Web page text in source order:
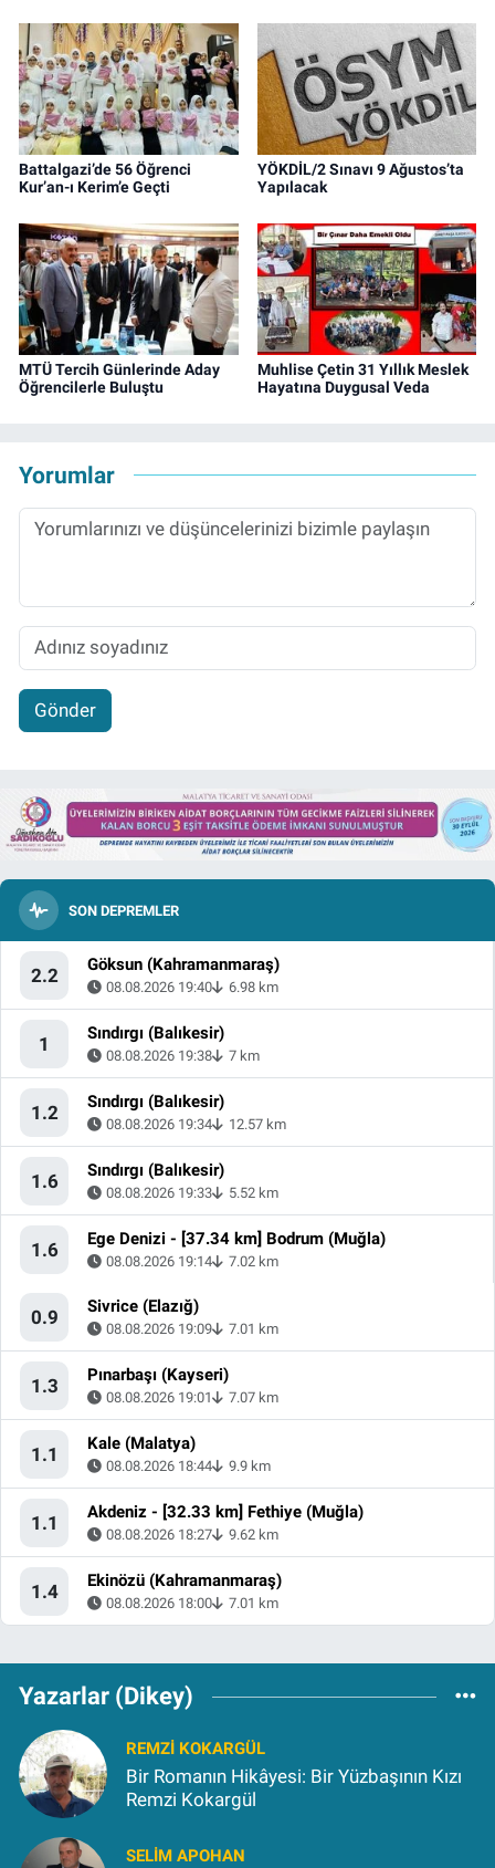
Battalgazi’de 56 Öğrenci
Kur’an-ı Kerim’e Geçti
YÖKDİL/2 Sınavı 9 Ağustos’ta
Yapılacak
MTÜ Tercih Günlerinde Aday
Öğrencilerle Buluştu
Muhlise Çetin 31 Yıllık Meslek
Hayatına Duygusal Veda
Yorumlar
Gönder
SON DEPREMLER
2.2 Göksun (Kahramanmaraş)
08.08.2026 19:40 6.98 km
1 Sındırgı (Balıkesir)
08.08.2026 19:38 7 km
1.2 Sındırgı (Balıkesir)
08.08.2026 19:34 12.57 km
1.6 Sındırgı (Balıkesir)
08.08.2026 19:33 5.52 km
1.6 Ege Denizi - [37.34 km] Bodrum (Muğla)
08.08.2026 19:14 7.02 km
0.9 Sivrice (Elazığ)
08.08.2026 19:09 7.01 km
1.3 Pınarbaşı (Kayseri)
08.08.2026 19:01 7.07 km
1.1 Kale (Malatya)
08.08.2026 18:44 9.9 km
1.1 Akdeniz - [32.33 km] Fethiye (Muğla)
08.08.2026 18:27 9.62 km
1.4 Ekinözü (Kahramanmaraş)
08.08.2026 18:00 7.01 km
Yazarlar (Dikey)
REMZI KOKARGÜL
Bir Romanın Hikâyesi: Bir Yüzbaşının Kızı
Remzi Kokargül
SELIM APOHAN